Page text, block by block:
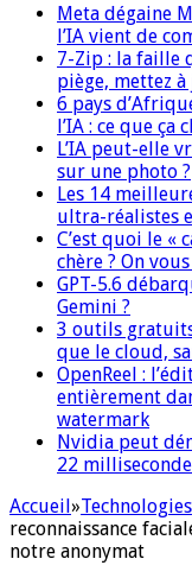
Meta dégaine
l’IA vient de
7-Zip : la faille
piège, mettez
6 pays
l’IA : ce que ça
L’IA peut-elle
sur une photo ?
Les 14
ultra-réalistes
C’est quoi le «
chère ? On
GPT-5.6
Gemini ?
3 outils
que le cloud,
OpenReel :
entièrement
watermark
Nvidia peut
22
Accueil»Technologies
reconnaissance
notre anonymat